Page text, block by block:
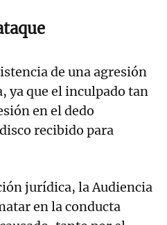
de una agresión
ya que el inculpado tan
en el dedo
recibido para
jurídica, la Audiencia
en la conducta